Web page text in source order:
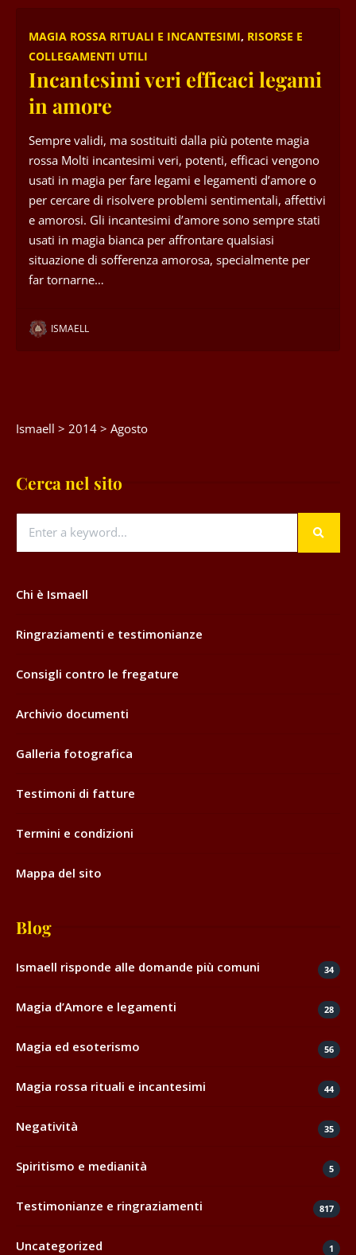
MAGIA ROSSA RITUALI E INCANTESIMI, RISORSE E
COLLEGAMENTI UTILI
Incantesimi veri efficaci legami
in amore
Sempre validi, ma sostituiti dalla più potente magia
rossa Molti incantesimi veri, potenti, efficaci vengono
usati in magia per fare legami e legamenti d’amore o
per cercare di risolvere problemi sentimentali, affettivi
e amorosi. Gli incantesimi d’amore sono sempre stati
usati in magia bianca per affrontare qualsiasi
situazione di sofferenza amorosa, specialmente per
far tornarne…
ISMAELL
Ismaell > 2014 > Agosto
Cerca nel sito
Chi è Ismaell
Ringraziamenti e testimonianze
Consigli contro le fregature
Archivio documenti
Galleria fotografica
Testimoni di fatture
Termini e condizioni
Mappa del sito
Blog
Ismaell risponde alle domande più comuni 34
Magia d’Amore e legamenti 28
Magia ed esoterismo 56
Magia rossa rituali e incantesimi 44
Negatività 35
Spiritismo e medianità 5
Testimonianze e ringraziamenti 817
Uncategorized 1